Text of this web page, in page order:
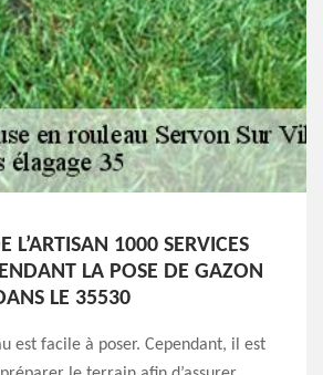
L’ARTISAN 1000 SERVICES
LA POSE DE GAZON
LE 35530
est facile à poser. Cependant, il est